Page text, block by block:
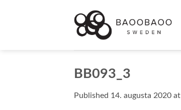
BB093_3
Published 14. augusta 2020 at